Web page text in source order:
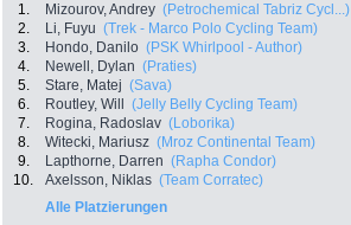
1. Mizourov, Andrey (Petrochemical Tabriz Cycl...)
2.
Li, Fuyu (Trek - Marco Polo Cycling Team)
3.
Hondo, Danilo (PSK Whirlpool - Author)
4.
Newell, Dylan (Praties)
5.
Stare, Matej (Sava)
6.
Routley, Will (Jelly Belly Cycling Team)
7.
Rogina, Radoslav (Loborika)
8.
Witecki, Mariusz (Mroz Continental Team)
9.
Lapthorne, Darren (Rapha Condor)
10.
Axelsson, Niklas (Team Corratec)
Alle Platzierungen